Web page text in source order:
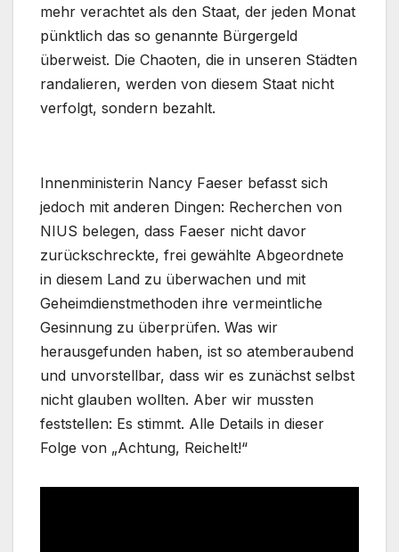
mehr verachtet als den Staat, der jeden Monat
pünktlich das so genannte Bürgergeld
überweist. Die Chaoten, die in unseren Städten
randalieren, werden von diesem Staat nicht
verfolgt, sondern bezahlt.
Innenministerin Nancy Faeser befasst sich
jedoch mit anderen Dingen: Recherchen von
NIUS belegen, dass Faeser nicht davor
zurückschreckte, frei gewählte Abgeordnete
in diesem Land zu überwachen und mit
Geheimdienstmethoden ihre vermeintliche
Gesinnung zu überprüfen. Was wir
herausgefunden haben, ist so atemberaubend
und unvorstellbar, dass wir es zunächst selbst
nicht glauben wollten. Aber wir mussten
feststellen: Es stimmt. Alle Details in dieser
Folge von „Achtung, Reichelt!“